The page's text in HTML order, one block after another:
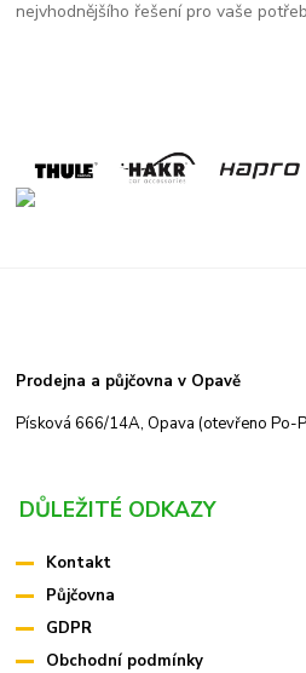
nejvhodnějšího řešení pro vaše
Prodejna a půjčovna v Opavě
Písková 666/14A, Opava (otevřeno Po-
DŮLEŽITÉ ODKAZY
Kontakt
Půjčovna
GDPR
Obchodní podmínky